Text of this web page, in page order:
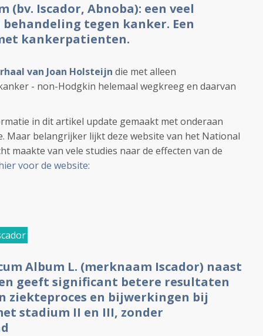
(bv. Iscador, Abnoba): een veel
tegen kanker. Een
kankerpatienten.
van Joan Holsteijn die met alleen
- non-Hodgkin helemaal wegkreeg en daarvan
in dit artikel update gemaakt met onderaan
Maar belangrijker lijkt deze website van het National
maakte van vele studies naar de effecten van de
voor de website:
Album L. (merknaam Iscador) naast
geeft significant betere resultaten
ziekteproces en bijwerkingen bij
stadium II en III, zonder